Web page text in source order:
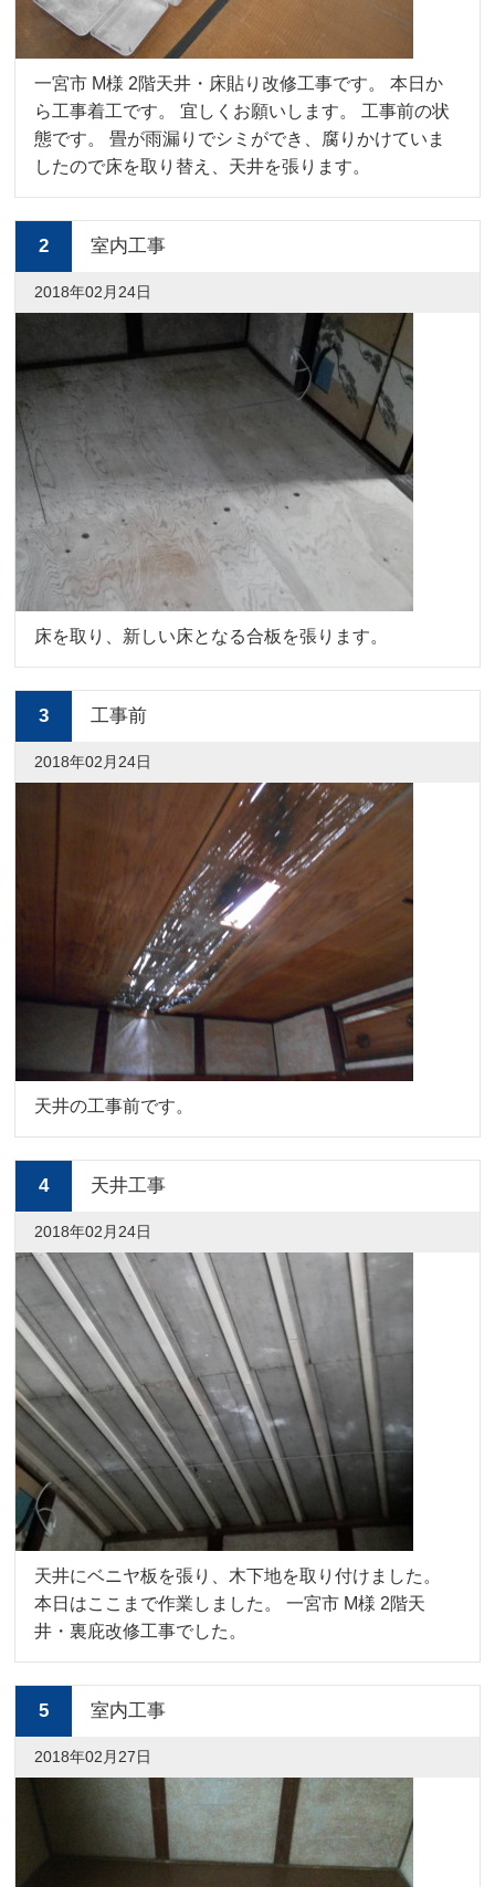
一宮市 M様 2階天井・床貼り改修工事です。 本日か
ら工事着工です。 宜しくお願いします。 工事前の状
態です。 畳が雨漏りでシミができ、腐りかけていま
したので床を取り替え、天井を張ります。
2 室内工事
2018年02月24日
床を取り、新しい床となる合板を張ります。
3 工事前
2018年02月24日
天井の工事前です。
4 天井工事
2018年02月24日
天井にベニヤ板を張り、木下地を取り付けました。
本日はここまで作業しました。 一宮市 M様 2階天
井・裏庇改修工事でした。
5 室内工事
2018年02月27日